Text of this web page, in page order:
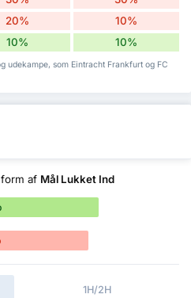
20% 10%
10% 10%
udekampe, som Eintracht Frankfurt og FC
af Mål Lukket Ind
1H/2H